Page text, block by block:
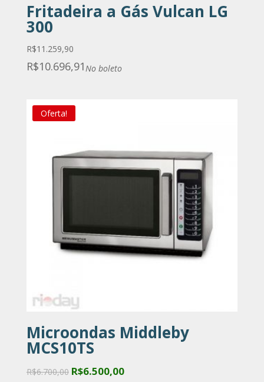
Fritadeira a Gás Vulcan LG
300
R$11.259,90
R$10.696,91No boleto
Oferta!
Microondas Middleby
MCS10TS
R$6.700,00 Original
R$6.500,00Current